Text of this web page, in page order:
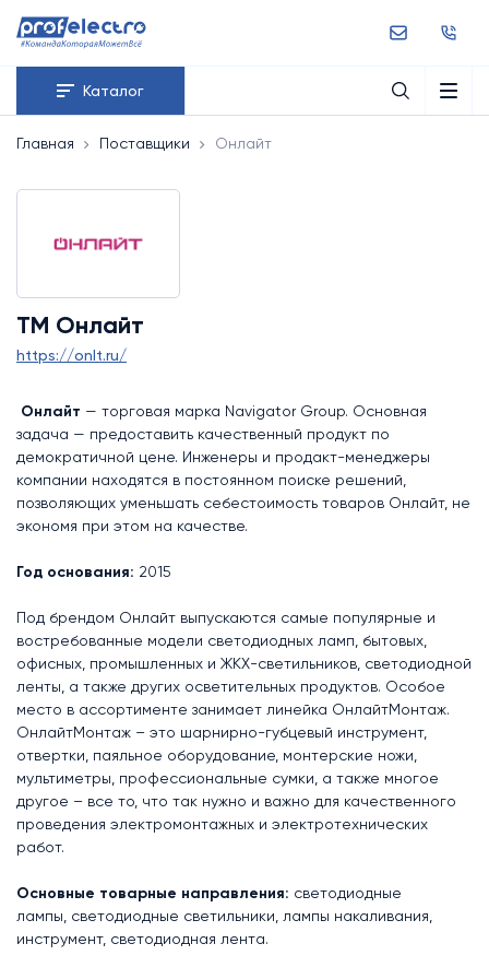
Каталог
Главная Поставщики Онлайт
TM Онлайт
https://onlt.ru/
Онлайт — торговая марка Navigator Group. Основная
задача — предоставить качественный продукт по
демократичной цене. Инженеры и продакт-менеджеры
компании находятся в постоянном поиске решений,
позволяющих уменьшать себестоимость товаров Онлайт, не
экономя при этом на качестве.
Год основания: 2015
Под брендом Онлайт выпускаются самые популярные и
востребованные модели светодиодных ламп, бытовых,
офисных, промышленных и ЖКХ-светильников, светодиодной
ленты, а также других осветительных продуктов. Особое
место в ассортименте занимает линейка ОнлайтМонтаж.
ОнлайтМонтаж – это шарнирно-губцевый инструмент,
отвертки, паяльное оборудование, монтерские ножи,
мультиметры, профессиональные сумки, а также многое
другое – все то, что так нужно и важно для качественного
проведения электромонтажных и электротехнических
работ.
Основные товарные направления: светодиодные
лампы, светодиодные светильники, лампы накаливания,
инструмент, светодиодная лента.